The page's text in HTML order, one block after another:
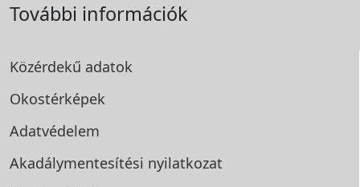
További információk
Közérdekű adatok
Okostérképek
Adatvédelem
Akadálymentesítési nyilatkozat